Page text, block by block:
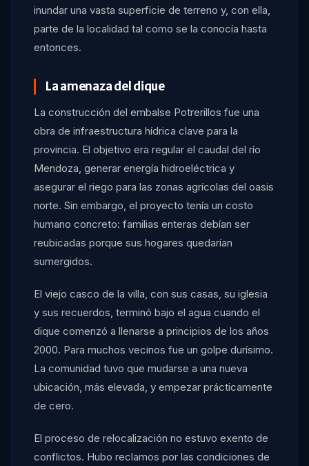
inundar una vasta superficie de terreno y, con ella,
parte de la localidad tal como se la conocía hasta
entonces.
La amenaza del dique
La construcción del embalse Potrerillos fue una
obra de infraestructura hídrica clave para la
provincia. El objetivo era regular el caudal del río
Mendoza, generar energía hidroeléctrica y
asegurar el riego para las zonas agrícolas del oasis
norte. Sin embargo, el proyecto tenía un costo
humano concreto: familias enteras debían ser
reubicadas porque sus hogares quedarían
sumergidos.
El viejo casco de la villa, con sus casas, su iglesia
y sus recuerdos, terminó bajo el agua cuando el
dique comenzó a llenarse a principios de los años
2000. Para muchos vecinos fue un golpe durísimo.
La comunidad tuvo que mudarse a una nueva
ubicación, más elevada, y empezar prácticamente
de cero.
El proceso de relocalización no estuvo exento de
conflictos. Hubo reclamos por las condiciones de